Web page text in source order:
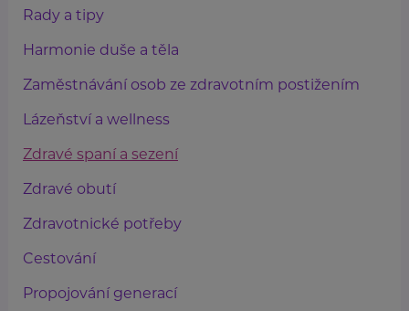
Rady a tipy
Harmonie duše a těla
Zaměstnávání osob ze zdravotním postižením
Lázeňství a wellness
Zdravé spaní a sezení
Zdravé obutí
Zdravotnické potřeby
Cestování
Propojování generací